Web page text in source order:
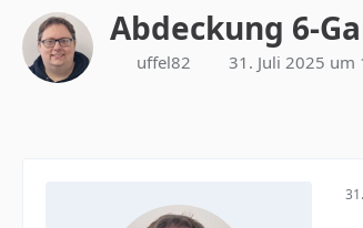
Abdeckung 6-
uffel82 31. Juli 2025 um